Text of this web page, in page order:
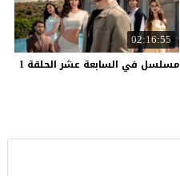
02:16:55
مسلسل في السابعة عشر الحلقة 1